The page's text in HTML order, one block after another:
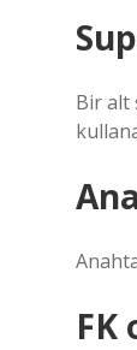
Bir alt
FK